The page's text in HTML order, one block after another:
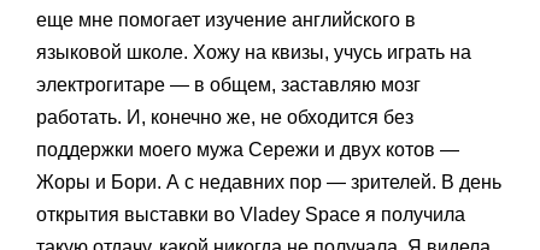
еще мне помогает изучение английского в
языковой школе. Хожу на квизы, учусь играть на
электрогитаре — в общем, заставляю мозг
работать. И, конечно же, не обходится без
поддержки моего мужа Сережи и двух котов —
Жоры и Бори. А с недавних пор — зрителей. В день
открытия выставки во Vladey Space я получила